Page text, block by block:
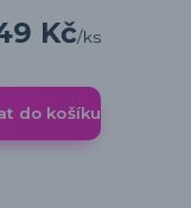
Kč/ks
do košíku